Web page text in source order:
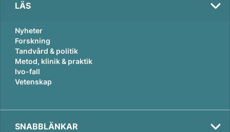
LÄS
Nyheter
Forskning
Tandvård & politik
Metod, klinik & praktik
Ivo-fall
Vetenskap
SNABBLÄNKAR